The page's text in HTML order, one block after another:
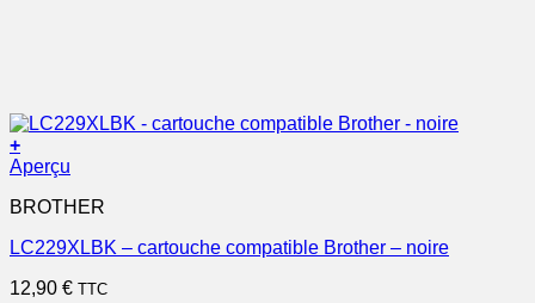
+
Aperçu
BROTHER
LC229XLBK – cartouche compatible Brother – noire
12,90 € TTC